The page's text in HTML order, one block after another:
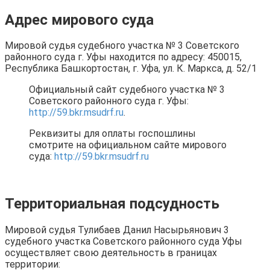
Адрес мирового суда
Мировой судья судебного участка № 3 Советского
районного суда г. Уфы находится по адресу: 450015,
Республика Башкортостан, г. Уфа, ул. К. Маркса, д. 52/1
Официальный сайт судебного участка № 3
Советского районного суда г. Уфы:
http://59.bkr.msudrf.ru.
Реквизиты для оплаты госпошлины
смотрите на официальном сайте мирового
суда: http://59.bkr.msudrf.ru
Территориальная подсудность
Мировой судья Тулибаев Данил Насырьянович 3
судебного участка Советского районного суда Уфы
осуществляет свою деятельность в границах
территории: